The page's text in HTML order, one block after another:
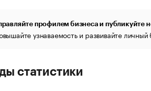
профилем бизнеса и публикуйте
узнаваемость и развивайте
статистики